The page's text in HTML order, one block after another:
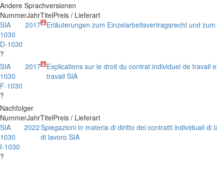
Andere Sprachversionen
NummerJahrTitelPreis / Lieferart
SIA
1030
D-1030
?
2017 Erläuterungen zum Einzelarbeitsvertragsrecht und
SIA
1030
F-1030
?
2017
Explications sur le droit du contrat individuel de travail
travail SIA
Nachfolger
NummerJahrTitelPreis / Lieferart
SIA
1030
I-1030
?
2022Spiegazioni in materia di diritto dei contratti individuali di
di lavoro SIA